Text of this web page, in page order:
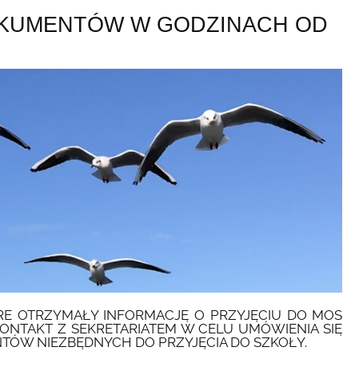
W GODZINACH OD
OTRZYMAŁY INFORMACJĘ O PRZYJĘCIU DO MOS
Z SEKRETARIATEM W CELU UMÓWIENIA SIĘ
NIEZBĘDNYCH DO PRZYJĘCIA DO SZKOŁY.